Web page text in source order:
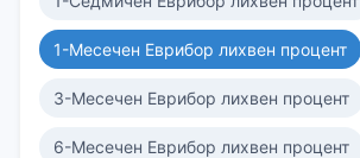
1-Месечен Еврибор лихвен процент
3-Месечен Еврибор лихвен процент
6-Месечен Еврибор лихвен процент